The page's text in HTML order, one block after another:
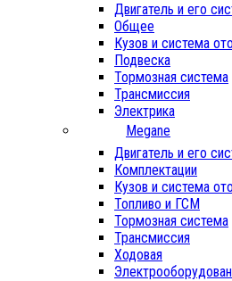
Двигатель и его
Общее
Кузов и система
Подвеска
Тормозная система
Трансмиссия
Электрика
Megane
Двигатель и его
Комплектации
Кузов и система
Топливо и ГСМ
Тормозная система
Трансмиссия
Ходовая